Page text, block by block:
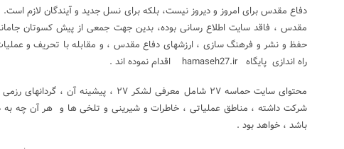
حفظ و نشر و فرهنگ سازی ، ارزشهای دفاع مقدس ، و مقابله با تحریف و
راه اندازی پایگاه hamaseh27.ir اقدام نموده اند .
محتوای سایت حماسه ۲۷ شامل معرفی لشکر ۲۷ ،
شرکت داشته ، مناطق عملیاتی ، خاطرات و شیرینی و تلخی ها و هر آن چه
باشد ، خواهد بود .